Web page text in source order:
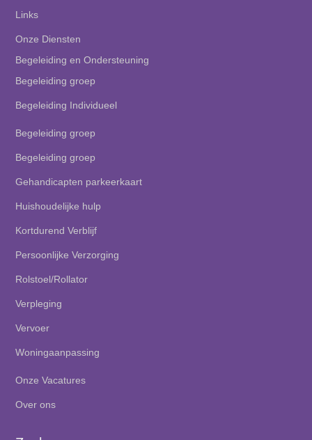
Links
Onze Diensten
Begeleiding en Ondersteuning
Begeleiding groep
Begeleiding Individueel
Begeleiding groep
Begeleiding groep
Gehandicapten parkeerkaart
Huishoudelijke hulp
Kortdurend Verblijf
Persoonlijke Verzorging
Rolstoel/Rollator
Verpleging
Vervoer
Woningaanpassing
Onze Vacatures
Over ons